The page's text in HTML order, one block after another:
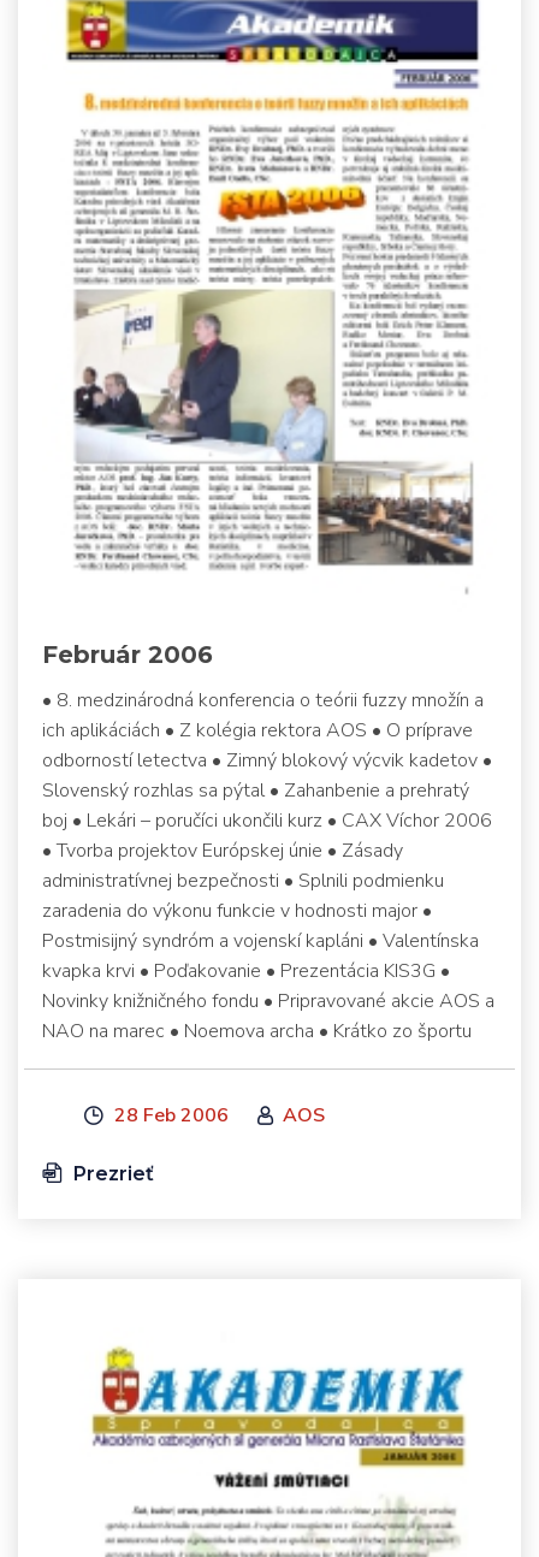
Február 2006
• 8. medzinárodná konferencia o teórii fuzzy množín a
ich aplikáciách • Z kolégia rektora AOS • O príprave
odborností letectva • Zimný blokový výcvik kadetov •
Slovenský rozhlas sa pýtal • Zahanbenie a prehratý
boj • Lekári – poručíci ukončili kurz • CAX Víchor 2006
• Tvorba projektov Európskej únie • Zásady
administratívnej bezpečnosti • Splnili podmienku
zaradenia do výkonu funkcie v hodnosti major •
Postmisijný syndróm a vojenskí kapláni • Valentínska
kvapka krvi • Poďakovanie • Prezentácia KIS3G •
Novinky knižničného fondu • Pripravované akcie AOS a
NAO na marec • Noemova archa • Krátko zo športu
28 Feb 2006 AOS
Prezrieť